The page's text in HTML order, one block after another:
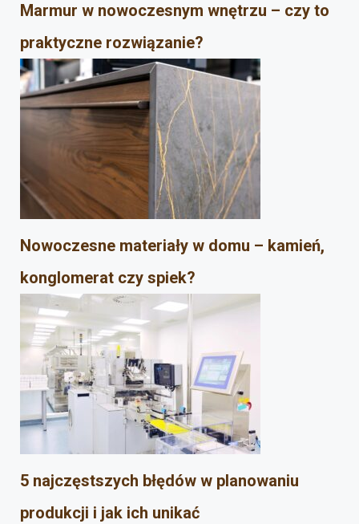
Marmur w nowoczesnym wnętrzu – czy to
praktyczne rozwiązanie?
Nowoczesne materiały w domu – kamień,
konglomerat czy spiek?
5 najczęstszych błędów w planowaniu
produkcji i jak ich unikać